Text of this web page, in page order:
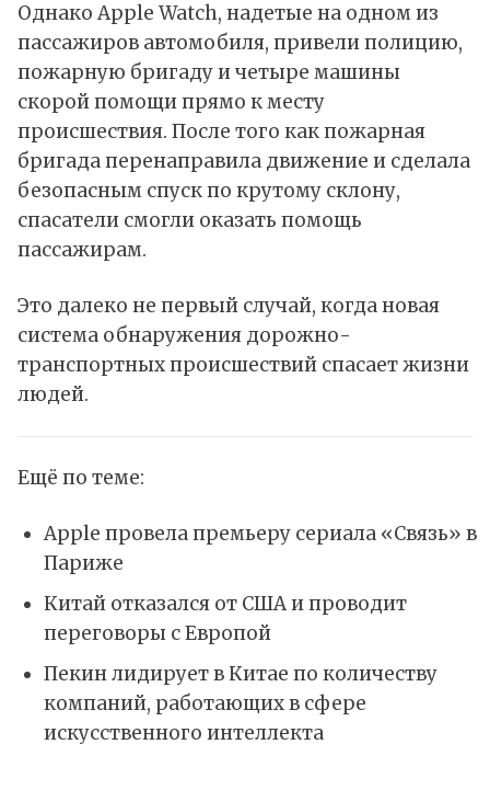
Однако Apple Watch, надетые на одном из
пассажиров автомобиля, привели полицию,
пожарную бригаду и четыре машины
скорой помощи прямо к месту
происшествия. После того как пожарная
бригада перенаправила движение и сделала
безопасным спуск по крутому склону,
спасатели смогли оказать помощь
пассажирам.
Это далеко не первый случай, когда новая
система обнаружения дорожно-
транспортных происшествий спасает жизни
людей.
Ещё по теме:
Apple провела премьеру сериала «Связь» в
Париже
Китай отказался от США и проводит
переговоры с Европой
Пекин лидирует в Китае по количеству
компаний, работающих в сфере
искусственного интеллекта